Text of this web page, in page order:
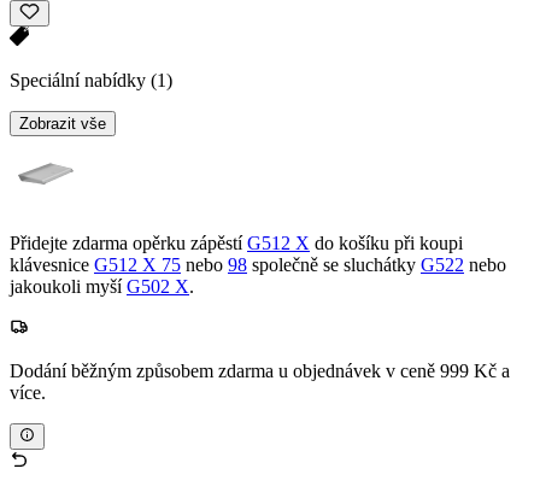
Speciální nabídky (1)
Zobrazit vše
Přidejte zdarma opěrku zápěstíG512 X do košíku při koupi
klávesnice G512 X 75 nebo 98 společně se sluchátky G522 nebo
jakoukoli myšíG502 X.
Dodání běžným způsobem zdarma u objednávek v ceně 999 Kč a
více.